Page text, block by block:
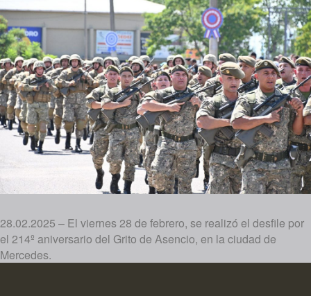
28.02.2025 – El viernes 28 de febrero, se realizó el desfile por
el 214º aniversario del Grito de Asencio, en la ciudad de
Mercedes.